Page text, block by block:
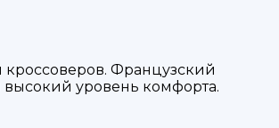
Французский
уровень комфорта.